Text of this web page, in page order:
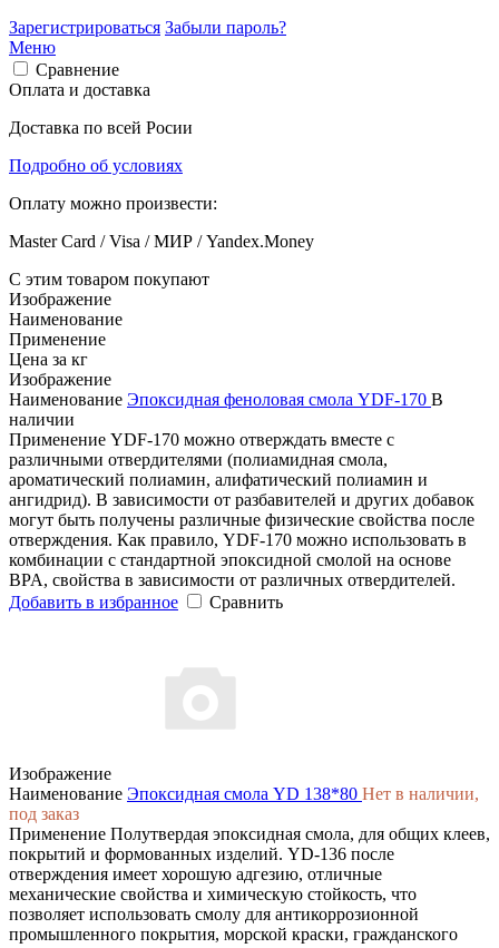
Зарегистрироваться Забыли пароль?
Меню
Сравнение
Оплата и доставка
Доставка по всей Росии
Подробно об условиях
Оплату можно произвести:
Master Card / Visa / МИР / Yandex.Money
С этим товаром покупают
Изображение
Наименование
Применение
Цена за кг
Изображение
Наименование Эпоксидная феноловая смола YDF-170 В
наличии
Применение YDF-170 можно отверждать вместе с
различными отвердителями (полиамидная смола,
ароматический полиамин, алифатический полиамин и
ангидрид). В зависимости от разбавителей и других добавок
могут быть получены различные физические свойства после
отверждения. Как правило, YDF-170 можно использовать в
комбинации с стандартной эпоксидной смолой на основе
BPA, свойства в зависимости от различных отвердителей.
Добавить в избранное
Сравнить
Изображение
Наименование Эпоксидная смола YD 138*80 Нет в наличии,
под заказ
Применение Полутвердая эпоксидная смола, для общих клеев,
покрытий и формованных изделий. YD-136 после
отверждения имеет хорошую адгезию, отличные
механические свойства и химическую стойкость, что
позволяет использовать смолу для антикоррозионной
промышленного покрытия, морской краски, гражданского